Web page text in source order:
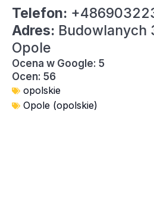
Telefon:
Adres: Budowlanych
Opole
Ocena w Google: 5
Ocen: 56
opolskie
Opole (opolskie)